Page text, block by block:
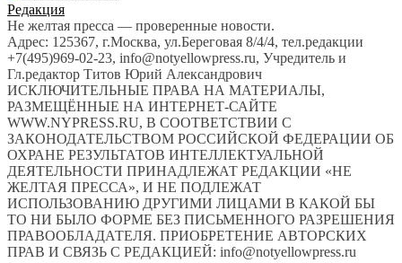
Редакция
Не желтая пресса — проверенные новости.
Адрес: 125367, г.Москва, ул.Береговая 8/4/4, тел.редакции
+7(495)969-02-23, info@notyellowpress.ru, Учредитель и
Гл.редактор Титов Юрий Александрович
ИСКЛЮЧИТЕЛЬНЫЕ ПРАВА НА МАТЕРИАЛЫ,
РАЗМЕЩЁННЫЕ НА ИНТЕРНЕТ-САЙТЕ
WWW.NYPRESS.RU, В СООТВЕТСТВИИ С
ЗАКОНОДАТЕЛЬСТВОМ РОССИЙСКОЙ ФЕДЕРАЦИИ ОБ
ОХРАНЕ РЕЗУЛЬТАТОВ ИНТЕЛЛЕКТУАЛЬНОЙ
ДЕЯТЕЛЬНОСТИ ПРИНАДЛЕЖАТ РЕДАКЦИИ «НЕ
ЖЕЛТАЯ ПРЕССА», И НЕ ПОДЛЕЖАТ
ИСПОЛЬЗОВАНИЮ ДРУГИМИ ЛИЦАМИ В КАКОЙ БЫ
ТО НИ БЫЛО ФОРМЕ БЕЗ ПИСЬМЕННОГО РАЗРЕШЕНИЯ
ПРАВООБЛАДАТЕЛЯ. ПРИОБРЕТЕНИЕ АВТОРСКИХ
ПРАВ И СВЯЗЬ С РЕДАКЦИЕЙ: info@notyellowpress.ru